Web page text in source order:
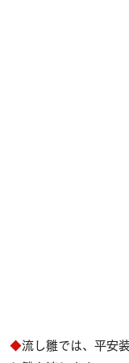
◆流し雛では、平安